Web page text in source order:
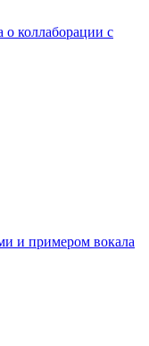
о коллаборации с
и примером вокала